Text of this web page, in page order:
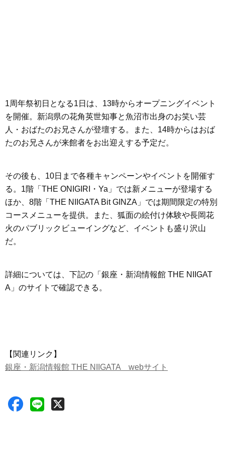
1周年祭初日となる1日は、13時からオープニングイベント
を開催。新潟県の花角英世知事と魚沼市出身のお笑い芸
人・おばたのお兄さんが登壇する。また、14時からはおば
たのお兄さんが来館者をお出迎えする予定だ。
その後も、10日まで各種キャンペーンやイベントを開催す
る。1階「THE ONIGIRI・Ya」では新メニューが登場する
ほか、8階「THE NIIGATA Bit GINZA」では期間限定の特別
コースメニューを提供。また、狐面の絵付け体験や長岡花
火のパブリックビューイングなど、イベントも盛り沢山
だ。
詳細については、下記の「銀座・新潟情報館 THE NIIGAT
A」のサイトで確認できる。
【関連リンク】
銀座・新潟情報館 THE NIIGATA webサイト